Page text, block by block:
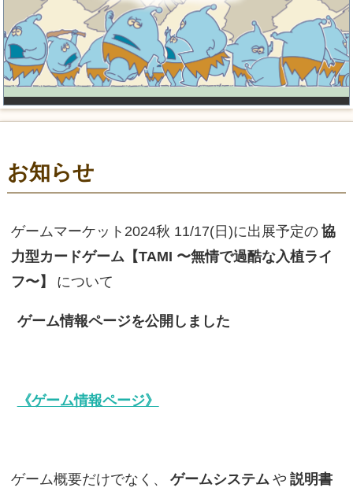
お知らせ
ゲームマーケット2024秋 11/17(日)に出展予定の 協
力型カードゲーム【TAMI 〜無情で過酷な入植ライ
フ〜】
について
ゲーム情報ページを公開しました
《ゲーム情報ページ》
ゲーム概要だけでなく、 ゲームシステム や 説明書